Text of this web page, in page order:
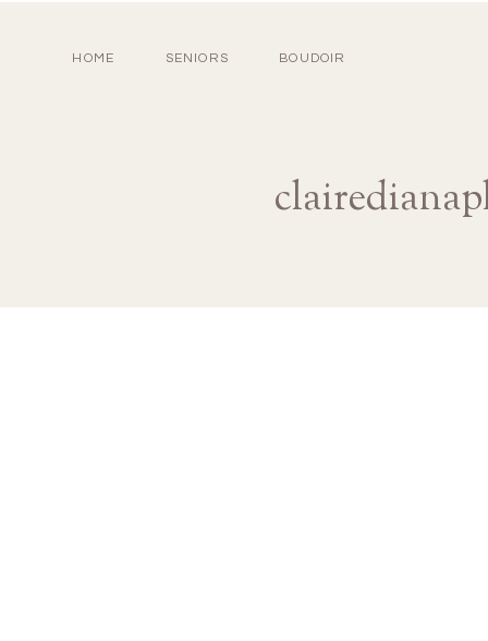
HOME SENIORS BOUDOIR